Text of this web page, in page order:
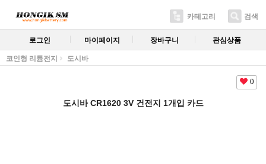
카테고리 검색
로그인 마이페이지 장바구니 관심상품
코인형 리튬전지 도시바
0
도시바 CR1620 3V 건전지 1개입 카드